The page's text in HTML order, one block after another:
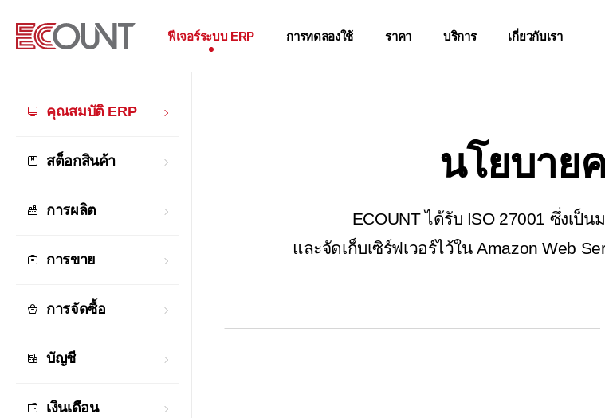
ฟีเจอร์ระบบ ERP การทดลองใช้ ราคา บริการ เกี่ยวกับเรา
คุณสมบัติ ERP
สต็อกสินค้า
การผลิต
การขาย
การจัดซื้อ
บัญชี
เงินเดือน
นโยบาย
ECOUNT ได้รับ ISO 27001 ซึ่งเ
และจัดเก็บเซิร์ฟเวอร์ไว้ใน Amazon Web